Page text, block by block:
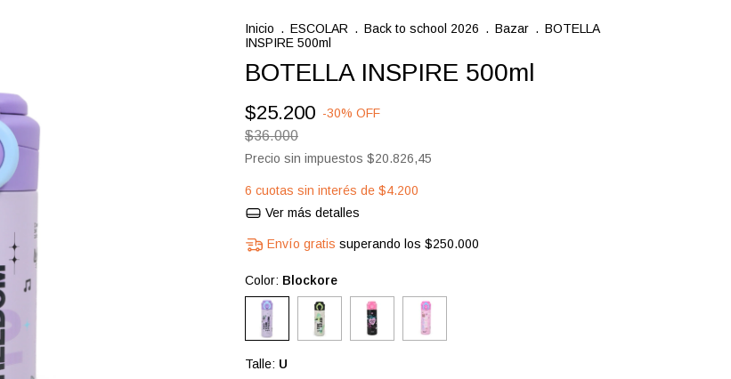
Inicio . ESCOLAR . Back to school 2026 . Bazar . BOTELLA
INSPIRE 500ml
BOTELLA INSPIRE 500ml
$25.200 -30% OFF
$36.000
Precio sin impuestos $20.826,45
6 cuotas sin interés de $4.200
Ver más detalles
Envío gratis superando los$250.000
Color: Blockore
Talle: U